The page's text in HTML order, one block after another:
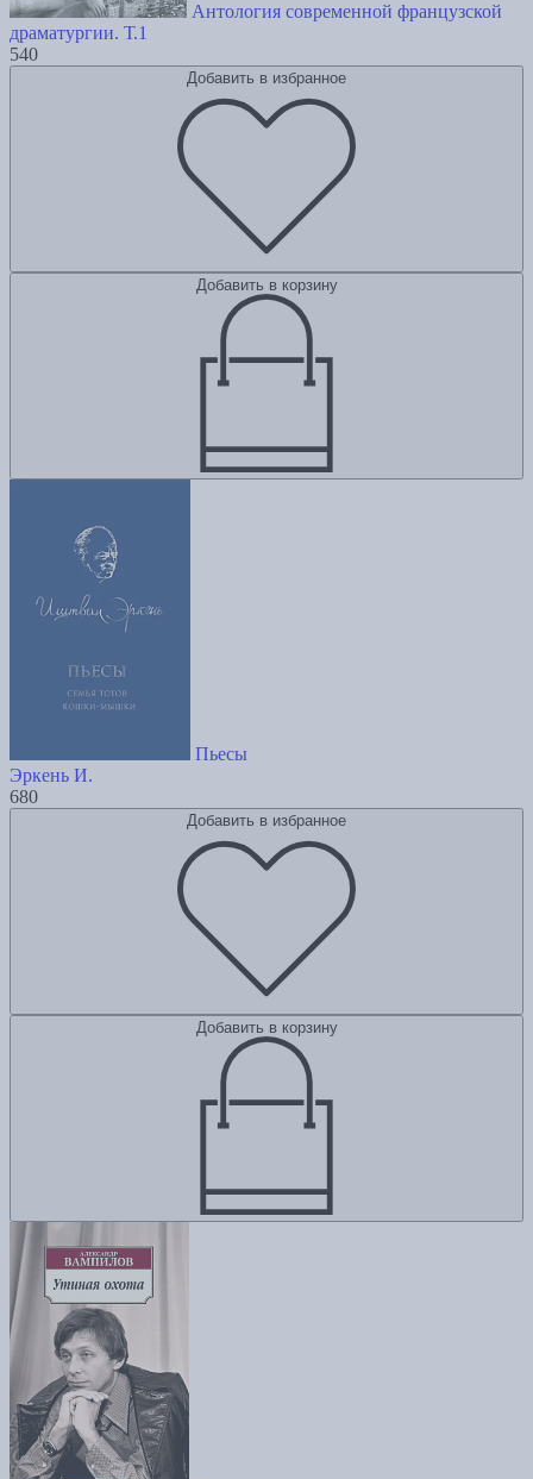
Антология современной французской
драматургии. Т.1
540
Добавить в избранное
Добавить в корзину
Пьесы
Эркень И.
680
Добавить в избранное
Добавить в корзину